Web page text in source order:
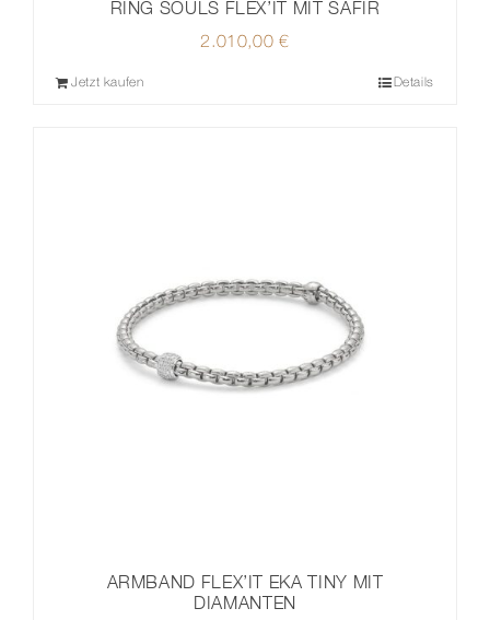
RING SOULS FLEX’IT MIT SAFIR
2.010,00€
Jetzt kaufen Details
ARMBAND FLEX’IT EKA TINY MIT
DIAMANTEN